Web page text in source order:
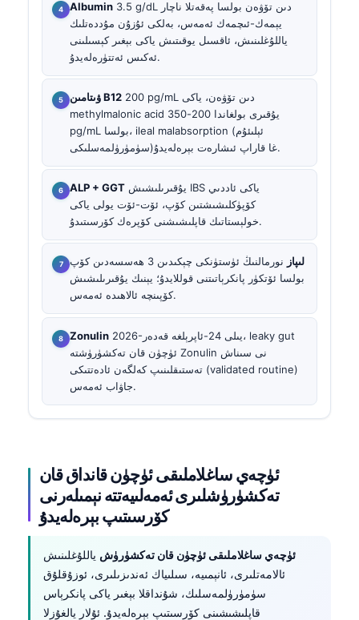
Albumin 3.5 g/dL دىن تۆۋەن بولسا پەقەتلا ناچار
يېمەك-ئىچمەك ئەمەس، بەلكى ئۇزۇن مۇددەتلىك
ياللۇغلىنىش، ئاقسىل يوقىتىش ياكى بېغىر كېسىلىنى
ئەكىس ئەتتۈرەلەيدۇ.
ۋىتامىن B12 200 pg/mL دىن تۆۋەن، ياكى
methylmalonic acid يۇقىرى بولغاندا 200-350
pg/mL بولسا، ileal malabsorption (ئېلىئۇم
سۈمۈرۈلمەسلىكى)غا قاراپ ئىشارەت بېرەلەيدۇ.
ALP + GGT
كۆپۈكلىشىشتىن كۆپ، ئۆت-ئۆت يولى ياكى
خولېستاتىك قاپلىشىشنى كۆپرەك كۆرسىتىدۇ.
لىپاز
نورمالنىڭ ئۈستۈنكى چېكىدىن 3 ھەسسەدىن كۆپ
بولسا ئۆتكۈر پانكرېاتىتنى قوللايدۇ؛ يېنىك يۇقىرىلىشىش
كۆپىنچە ئالاھىدە ئەمەس.
Zonulin 2026-يىلى 24-ئاپرېلغە قەدەر، leaky gut
ئۈچۈن قان تەكشۈرۈشتە Zonulin نى سىناش
تەستىقلىنىپ كەلگەن ئادەتتىكى (validated routine)
جاۋاب ئەمەس.
ئۈچەي ساغلاملىقى ئۈچۈن قانداق قان
تەكشۈرۈشلىرى ئەمەلىيەتتە نېمىلەرنى
كۆرسىتىپ بېرەلەيدۇ
ئۈچەي ساغلاملىقى ئۈچۈن قان تەكشۈرۈش ياللۇغلىنىش
ئالامەتلىرى، ئانېمىيە، سىلىياك ئەندىزىلىرى، ئوزۇقلۇق
سۈمۈرۈلمەسلىك، شۇنداقلا بېغىر ياكى پانكرېاس
قاپلىشىشىنى كۆرسىتىپ بېرەلەيدۇ. ئۇلار يالغۇزلا